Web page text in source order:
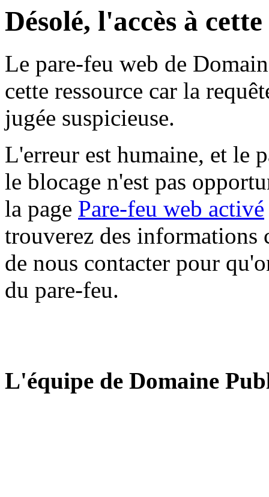
Désolé, l'accès à
Le pare-feu web de
cette ressource car la
jugée suspicieuse.
L'erreur est humaine, et le
le blocage n'est pas
la page Pare-feu web activé
trouverez des informations
de nous contacter pour
du pare-feu.
L'équipe de Domaine